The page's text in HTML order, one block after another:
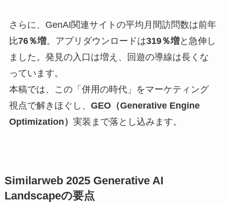
さらに、GenAI関連サイトの平均月間訪問数は前年
比76％増。アプリダウンロードは319％増と急伸し
ました。発見の入口は増え、回遊の導線は長くな
っています。
本稿では、この「併用の時代」をマーケティング
視点で解きほぐし、 GEO（Generative Engine
Optimization） 実装まで落とし込みます。
Similarweb 2025 Generative AI
Landscapeの要点